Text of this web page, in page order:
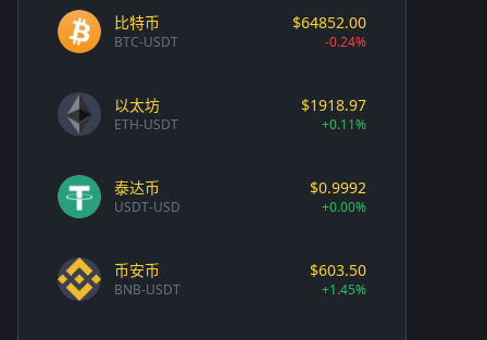
比特币
BTC-USDT
$64852.00
-0.24%
以太坊
ETH-USDT
$1918.97
+0.11%
泰达币
USDT-USD
$0.9992
+0.00%
币安币
BNB-USDT
$603.50
+1.45%